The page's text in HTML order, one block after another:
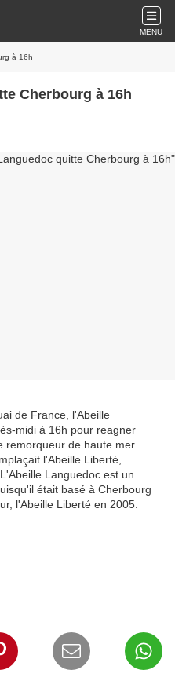
MENU
à 16h
Cherbourg à 16h
de France, l'Abeille
midi à 16h pour reagner
remorqueur de haute mer
l'Abeille Liberté,
Languedoc est un
était basé à Cherbourg
l'Abeille Liberté en 2005.